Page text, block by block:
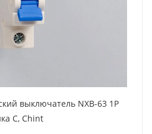
выключатель NXB-63 1P
C, Chint